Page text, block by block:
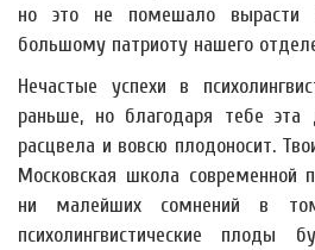
но это не помешало вырасти
большому патриоту нашего
Нечастые успехи в
раньше, но благодаря тебе эта
расцвела и вовсю плодоносит.
Московская школа современной
ни малейших сомнений в
психолингвистические